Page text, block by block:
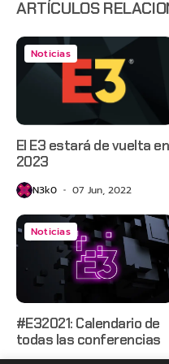
ARTÍCULOS
Noticias
El E3 estará de vuelta en
2023
N3k0 07 Jun, 2022
Noticias
#E32021: Calendario de
todas las conferencias